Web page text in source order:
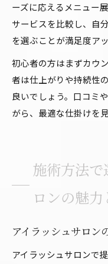
ーズに応えるメニュー
サービスを比較し、自
を選ぶことが満足度ア
初心者の方はまずカウ
者は仕上がりや持続性
良いでしょう。口コミ
がら、最適な仕掛けを
施術方法で
ロンの魅力
アイラッシュサロン
アイラッシュサロンで